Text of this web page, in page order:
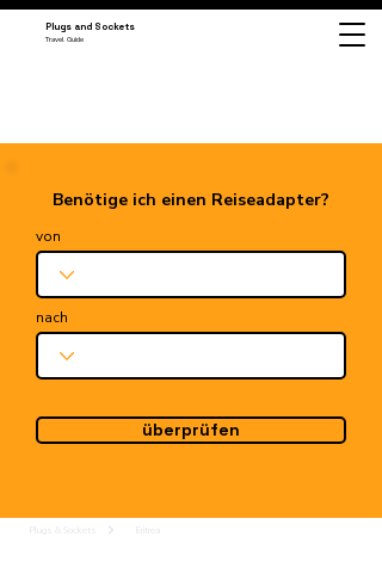
Plugs and Sockets
Travel Guide
Benötige ich einen Reiseadapter?
von
nach
überprüfen